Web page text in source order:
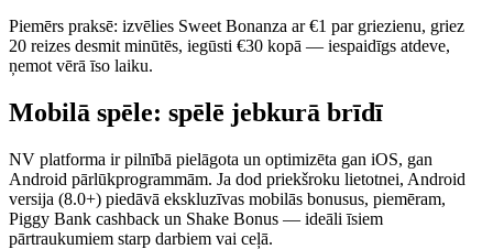
Piemērs praksē: izvēlies Sweet Bonanza ar €1 par griezienu, griez
20 reizes desmit minūtēs, iegūsti €30 kopā — iespaidīgs atdeve,
ņemot vērā īso laiku.
Mobilā spēle: spēlē jebkurā brīdī
NV platforma ir pilnībā pielāgota un optimizēta gan iOS, gan
Android pārlūkprogrammām. Ja dod priekšroku lietotnei, Android
versija (8.0+) piedāvā ekskluzīvas mobilās bonusus, piemēram,
Piggy Bank cashback un Shake Bonus — ideāli īsiem
pārtraukumiem starp darbiem vai ceļā.